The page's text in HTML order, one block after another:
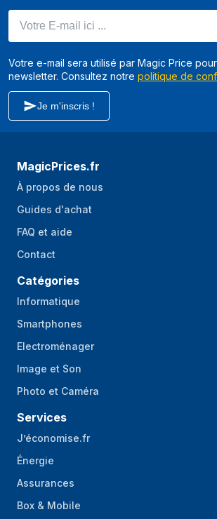
Votre e-mail sera utilisé par Magic Price
newsletter. Consultez notre politique de
Je m'inscris !
MagicPrices.fr
À propos de nous
Guides d'achat
FAQ et aide
Contact
Catégories
Informatique
Smartphones
Electroménager
Image et Son
Photo et Caméra
Services
J’économise.fr
Énergie
Assurances
Box & Mobile